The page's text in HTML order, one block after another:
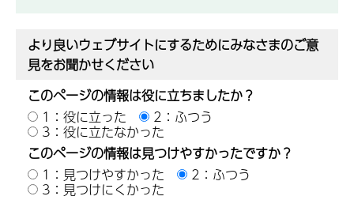
より良いウェブサイトにするためにみなさまのご意
見をお聞かせください
このページの情報は役に立ちましたか？
1：役に立った
2：ふつう
3：役に立たなかった
このページの情報は見つけやすかったですか？
1：見つけやすかった
2：ふつう
3：見つけにくかった